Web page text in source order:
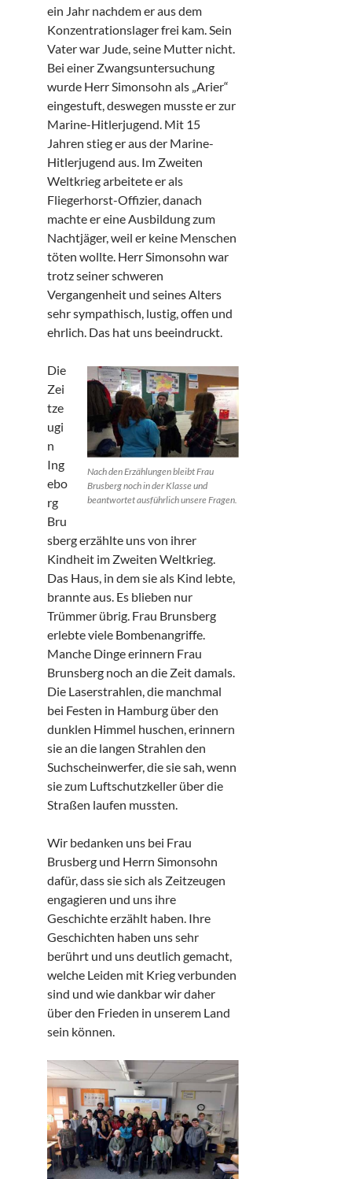
ein Jahr nachdem er aus dem
Konzentrationslager frei kam. Sein
Vater war Jude, seine Mutter nicht.
Bei einer Zwangsuntersuchung
wurde Herr Simonsohn als „Arier“
eingestuft, deswegen musste er zur
Marine-Hitlerjugend. Mit 15
Jahren stieg er aus der Marine-
Hitlerjugend aus. Im Zweiten
Weltkrieg arbeitete er als
Fliegerhorst-Offizier, danach
machte er eine Ausbildung zum
Nachtjäger, weil er keine Menschen
töten wollte. Herr Simonsohn war
trotz seiner schweren
Vergangenheit und seines Alters
sehr sympathisch, lustig, offen und
ehrlich. Das hat uns beeindruckt.
Nach den Erzählungen bleibt Frau
Brusberg noch in der Klasse und
beantwortet ausführlich unsere Fragen.
Die
Zei
tze
ugi
n
Ing
ebo
rg
Bru
sberg erzählte uns von ihrer
Kindheit im Zweiten Weltkrieg.
Das Haus, in dem sie als Kind lebte,
brannte aus. Es blieben nur
Trümmer übrig. Frau Brunsberg
erlebte viele Bombenangriffe.
Manche Dinge erinnern Frau
Brunsberg noch an die Zeit damals.
Die Laserstrahlen, die manchmal
bei Festen in Hamburg über den
dunklen Himmel huschen, erinnern
sie an die langen Strahlen den
Suchscheinwerfer, die sie sah, wenn
sie zum Luftschutzkeller über die
Straßen laufen mussten.
Wir bedanken uns bei Frau
Brusberg und Herrn Simonsohn
dafür, dass sie sich als Zeitzeugen
engagieren und uns ihre
Geschichte erzählt haben. Ihre
Geschichten haben uns sehr
berührt und uns deutlich gemacht,
welche Leiden mit Krieg verbunden
sind und wie dankbar wir daher
über den Frieden in unserem Land
sein können.